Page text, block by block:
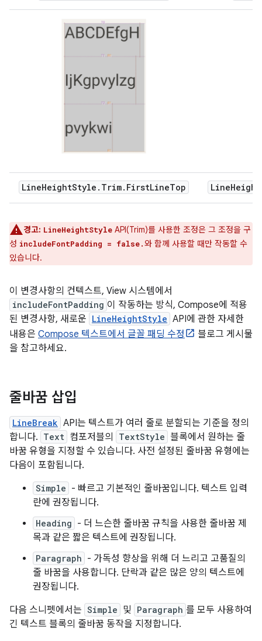
LineHeightStyle.Trim.FirstLineTop
경고: LineHeightStyle API(Trim)를 사용한 조정은 그 조정을 구
성 includeFontPadding = false.와 함께 사용할 때만 작동할 수
있습니다.
이 변경사항의 컨텍스트, View 시스템에서
includeFontPadding 이 작동하는 방식, Compose에 적용
된 변경사항, 새로운 LineHeightStyle API에 관한 자세한
내용은 Compose 텍스트에서 글꼴 패딩 수정
블로그 게시물
을 참고하세요.
줄바꿈 삽입
LineBreak API는 텍스트가 여러 줄로 분할되는 기준을 정의
합니다. Text 컴포저블의 TextStyle 블록에서 원하는 줄
바꿈 유형을 지정할 수 있습니다. 사전 설정된 줄바꿈 유형에는
다음이 포함됩니다.
Simple - 빠르고 기본적인 줄바꿈입니다. 텍스트 입력
란에 권장됩니다.
Heading - 더 느슨한 줄바꿈 규칙을 사용한 줄바꿈 제
목과 같은 짧은 텍스트에 권장됩니다.
Paragraph - 가독성 향상을 위해 더 느리고 고품질의
줄 바꿈을 사용합니다. 단락과 같은 많은 양의 텍스트에
권장됩니다.
다음 스니펫에서는 Simple 및 Paragraph 를 모두 사용하여
긴 텍스트 블록의 줄바꿈 동작을 지정합니다.